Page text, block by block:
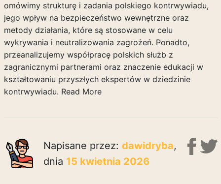
omówimy strukturę i zadania polskiego kontrwywiadu,
jego wpływ na bezpieczeństwo wewnętrzne oraz
metody działania, które są stosowane w celu
wykrywania i neutralizowania zagrożeń. Ponadto,
przeanalizujemy współpracę polskich służb z
zagranicznymi partnerami oraz znaczenie edukacji w
kształtowaniu przyszłych ekspertów w dziedzinie
kontrwywiadu. Read More
Napisane przez: dawidryba,
dnia 15 kwietnia 2026